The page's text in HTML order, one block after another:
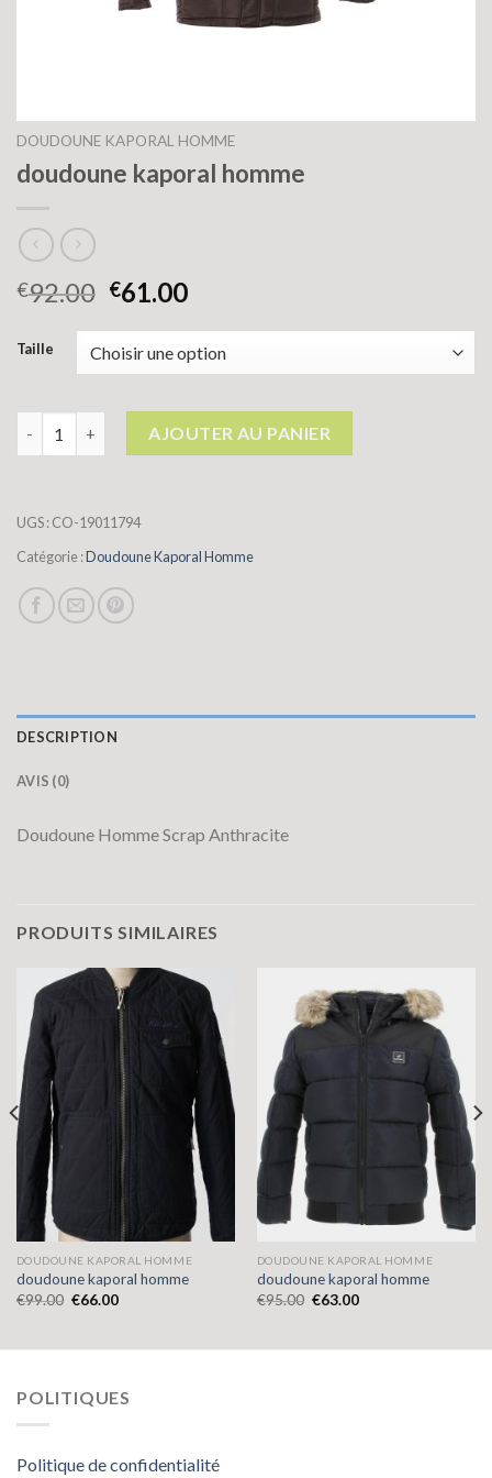
DOUDOUNE KAPORAL HOMME
doudoune kaporal homme
€92.00 €61.00
Taille
quantité de doudoune kaporal homme
AJOUTER AU PANIER
UGS :CO-19011794
Catégorie :Doudoune Kaporal Homme
DESCRIPTION
AVIS (0)
Doudoune Homme Scrap Anthracite
PRODUITS SIMILAIRES
DOUDOUNE KAPORAL HOMME
doudoune kaporal homme
€99.00 €66.00
DOUDOUNE KAPORAL HOMME
doudoune kaporal homme
€95.00 €63.00
POLITIQUES
Politique de confidentialité